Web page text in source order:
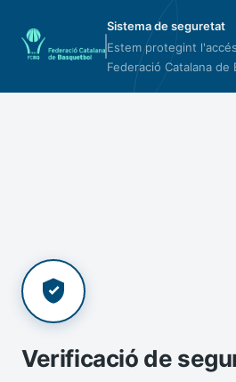
Sistema de seguretat
Estem protegint
Federació Catalana de
Verificació de